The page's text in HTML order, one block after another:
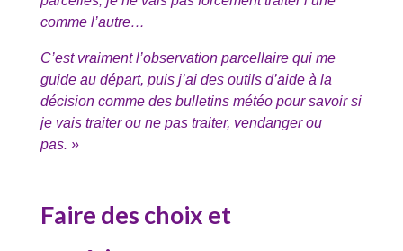
comme l’autre…
C’est vraiment l’observation parcellaire qui me
guide au départ, puis j’ai des outils d’aide à la
décision comme des bulletins météo pour savoir si
je vais traiter ou ne pas traiter, vendanger ou
pas. »
Faire des choix et